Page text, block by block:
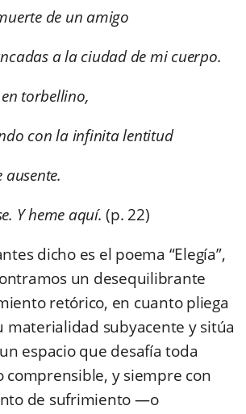
de un amigo
a la ciudad de mi cuerpo.
torbellino,
con la infinita lentitud
ausente.
Y heme aquí. (p. 22)
dicho es el poema “Elegía”,
un desequilibrante
retórico, en cuanto pliega
materialidad subyacente y sitúa
espacio que desafía toda
comprensible, y siempre con
de sufrimiento —o